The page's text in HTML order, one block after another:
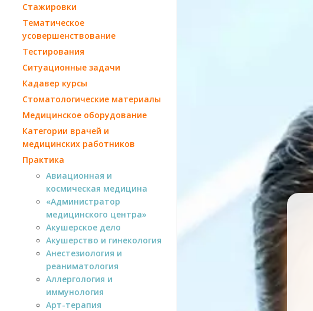
Стажировки
Тематическое
усовершенствование
Тестирования
Ситуационные задачи
Кадавер курсы
Стоматологические материалы
Медицинское оборудование
Категории врачей и
медицинских работников
Практика
Авиационная и
космическая медицина
«Администратор
медицинского центра»
Акушерское дело
Акушерство и гинекология
Анестезиология и
реаниматология
Аллергология и
иммунология
Арт-терапия